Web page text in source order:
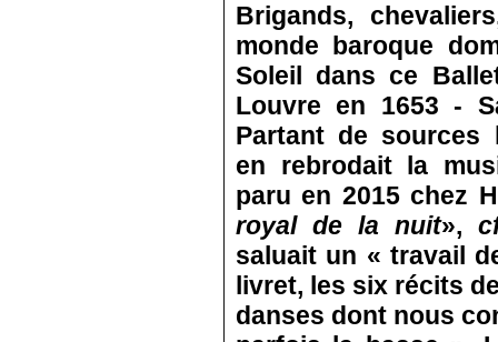
Brigands,
monde baroque
Soleil dans ce
Louvre en 1653 ‑
Partant de sources
en rebrodait la
paru en 2015 chez
royal de la nuit»,
saluait un « travail
livret, les six récits
danses dont nous